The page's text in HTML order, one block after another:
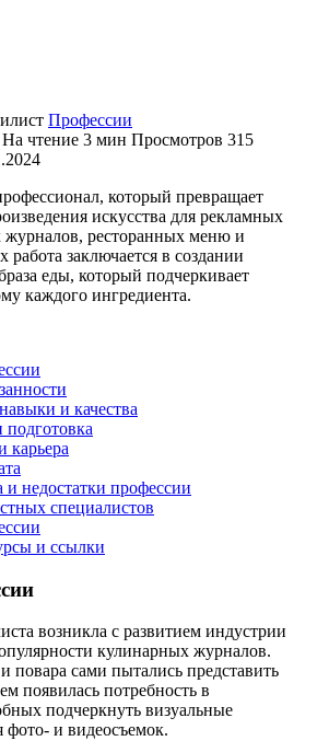
Профессии
На чтение 3 мин Просмотров 315
который превращает
искусства для рекламных
журналов, ресторанных меню и
заключается в создании
еды, который подчеркивает
каждого ингредиента.
и качества
подготовка
карьера
недостатки профессии
специалистов
и ссылки
возникла с развитием индустрии
кулинарных журналов.
повара сами пытались представить
появилась потребность в
подчеркнуть визуальные
фото- и видеосъемок.